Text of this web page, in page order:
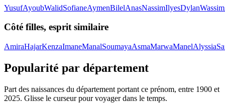
YusufAyoubWalidSofianeAymenBilelAnasNassimIlyesDylanWassim
Côté filles, esprit similaire
AmiraHajarKenzaImaneManalSoumayaAsmaMarwaManelAlyssia
Popularité par département
Part des naissances du département portant ce prénom, entre 1900 et
2025. Glisse le curseur pour voyager dans le temps.